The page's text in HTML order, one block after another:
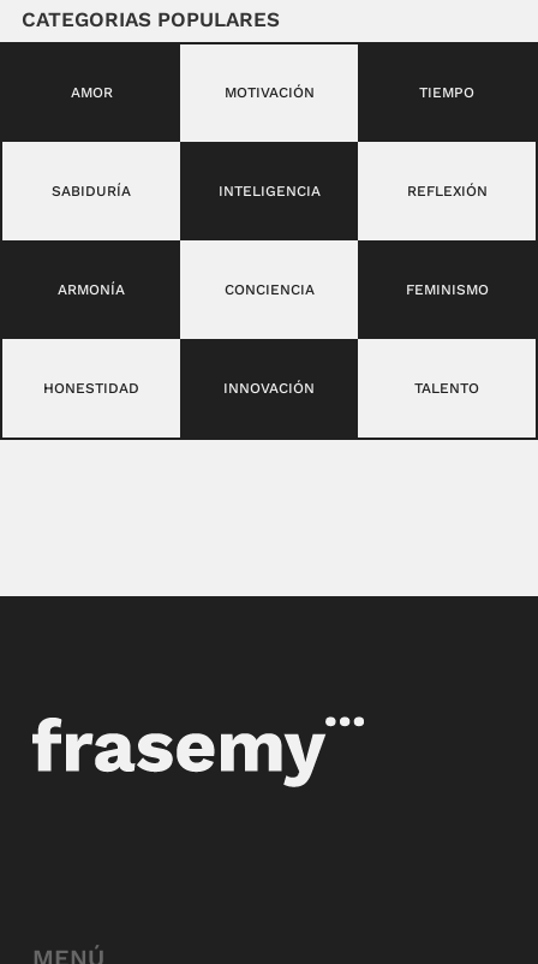
CATEGORIAS POPULARES
AMOR MOTIVACIÓN TIEMPO
SABIDURÍA INTELIGENCIA REFLEXIÓN
ARMONÍA CONCIENCIA FEMINISMO
HONESTIDAD INNOVACIÓN TALENTO
MENÚ